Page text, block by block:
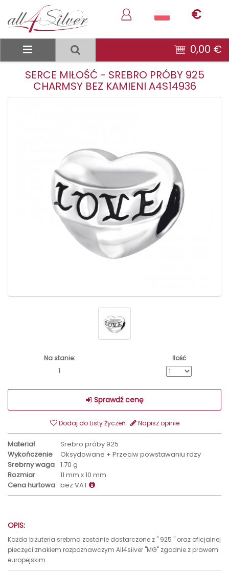
€
0,00 €
SERCE MIŁOŚĆ - SREBRO PRÓBY 925
CHARMSY BEZ KAMIENI A4S14936
Na stanie:
1
Ilość
Sprawdź cenę
Dodaj do Listy Życzeń Napisz opinie
Materiał
Srebro próby 925
Wykończenie
Oksydowane + Przeciw powstawaniu rdzy
Srebrny waga 1.70 g
Rozmiar
11 mm x 10 mm
Cena hurtowa bez VAT
OPIS:
Każda biżuteria srebrna zostanie dostarczone z " 925 " oraz oficjalnej
pieczęci znakiem rozpoznawczym All4silver "MG" zgodnie z prawem
europejskim.